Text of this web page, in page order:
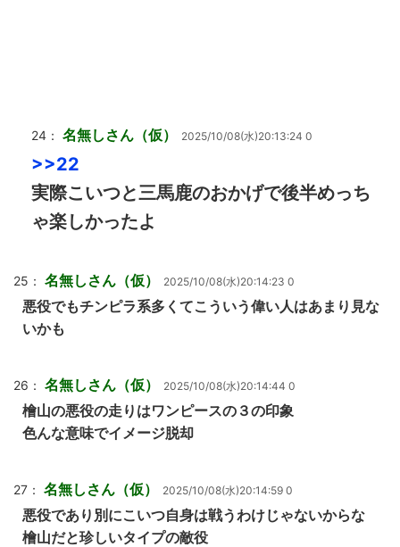
24： 名無しさん（仮） 2025/10/08(水)20:13:24 0
>>22
実際こいつと三馬鹿のおかげで後半めっち
ゃ楽しかったよ
25： 名無しさん（仮） 2025/10/08(水)20:14:23 0
悪役でもチンピラ系多くてこういう偉い人はあまり見な
いかも
26： 名無しさん（仮） 2025/10/08(水)20:14:44 0
檜山の悪役の走りはワンピースの３の印象
色んな意味でイメージ脱却
27： 名無しさん（仮） 2025/10/08(水)20:14:59 0
悪役であり別にこいつ自身は戦うわけじゃないからな
檜山だと珍しいタイプの敵役